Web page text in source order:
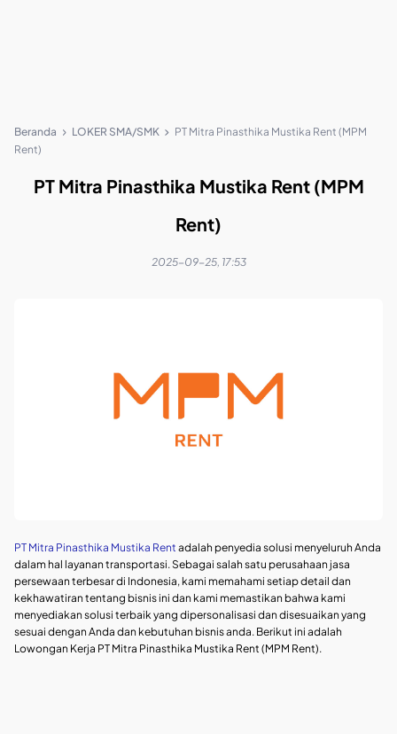
Beranda LOKER SMA/SMK
PT Mitra Pinasthika Mustika Rent (MPM
Rent)
PT Mitra Pinasthika Mustika Rent (MPM
Rent)
2025-09-25, 17:53
PT Mitra Pinasthika Mustika Rent adalah penyedia solusi menyeluruh Anda
dalam hal layanan transportasi. Sebagai salah satu perusahaan jasa
persewaan terbesar di Indonesia, kami memahami setiap detail dan
kekhawatiran tentang bisnis ini dan kami memastikan bahwa kami
menyediakan solusi terbaik yang dipersonalisasi dan disesuaikan yang
sesuai dengan Anda dan kebutuhan bisnis anda. Berikut ini adalah
Lowongan Kerja PT Mitra Pinasthika Mustika Rent (MPM Rent).